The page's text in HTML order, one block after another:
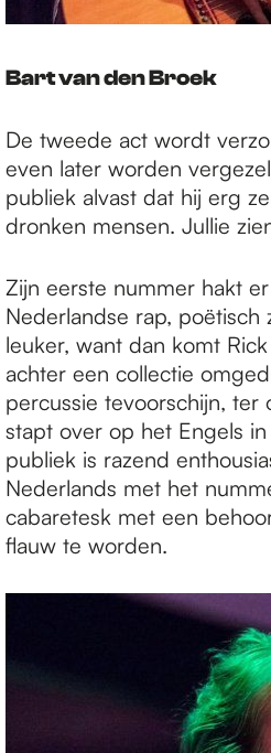
Bart van den Broek
De tweede act wordt
even later worden
publiek alvast dat hij erg
dronken mensen. Jullie
Zijn eerste nummer hakt
Nederlandse rap,
leuker, want dan komt
achter een collectie
percussie tevoorschijn,
stapt over op het Engels
publiek is razend
Nederlands met het
cabaretesk met een
flauw te worden.